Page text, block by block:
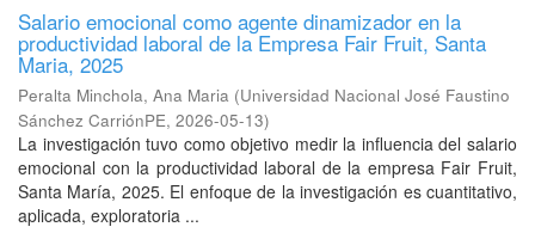
Salario emocional como agente dinamizador en la
productividad laboral de la Empresa Fair Fruit, Santa
Maria, 2025
Peralta Minchola, Ana Maria (Universidad Nacional José Faustino
Sánchez CarriónPE, 2026-05-13)
La investigación tuvo como objetivo medir la influencia del salario
emocional con la productividad laboral de la empresa Fair Fruit,
Santa María, 2025. El enfoque de la investigación es cuantitativo,
aplicada, exploratoria ...